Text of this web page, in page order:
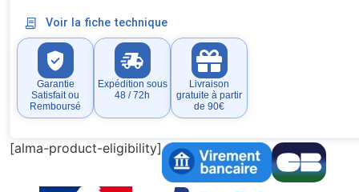
Voir la fiche technique
Garantie
Satisfait ou
Remboursé
Expédition sous
48 / 72h
Livraison
gratuite à partir
de 90€
[alma-product-eligibility]